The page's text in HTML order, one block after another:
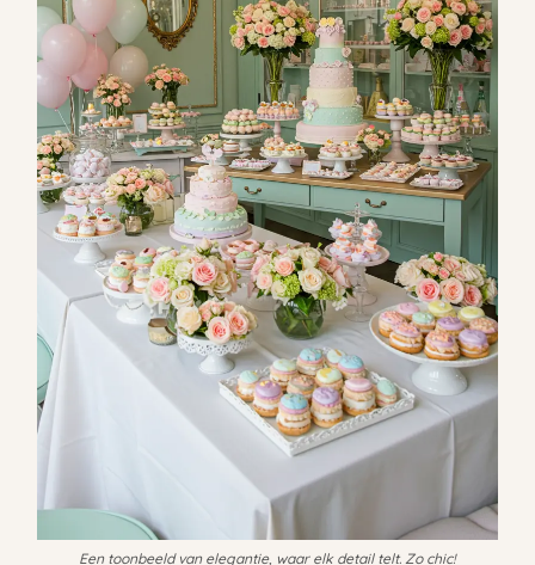
Een toonbeeld van elegantie, waar elk detail telt. Zo chic!